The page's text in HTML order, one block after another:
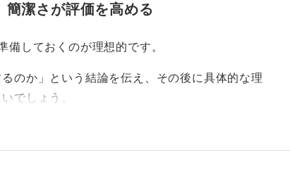
潔さが評価を高める
備しておくのが理想的です。
のか」という結論を伝え、その後に具体的な理
でしょう。